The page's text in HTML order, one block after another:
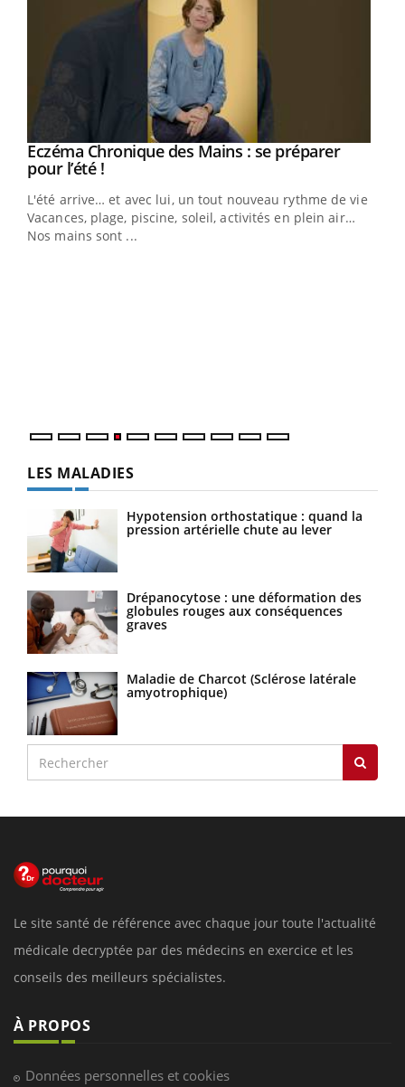
Youtube
Eczéma Chronique des Mains : se préparer
pour l’été !Youtube
L'été arrive… et avec lui, un tout nouveau rythme de vie !
Vacances, plage, piscine, soleil, activités en plein air…
Nos mains sont ...
LES MALADIES
Hypotension orthostatique : quand la
pression artérielle chute au lever
Drépanocytose : une déformation des
globules rouges aux conséquences
graves
Maladie de Charcot (Sclérose latérale
amyotrophique)
Le site santé de référence avec chaque jour toute l'actualité
médicale decryptée par des médecins en exercice et les
conseils des meilleurs spécialistes.
À PROPOS
Données personnelles et cookies